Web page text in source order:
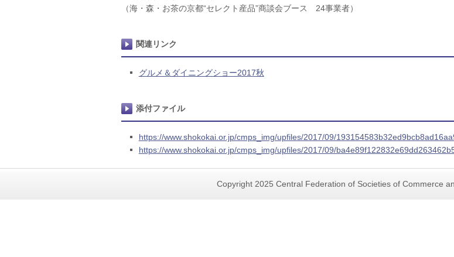
（海・森・お茶の京都“セレクト産品”商談会ブース 24事業者）
関連リンク
グルメ＆ダイニングショー2017秋
添付ファイル
https://www.shokokai.or.jp/cmps_img/upfiles/2017/09/
https://www.shokokai.or.jp/cmps_img/upfiles/2017/09/
Copyright 2025 Central Federation of Societies of Commerce